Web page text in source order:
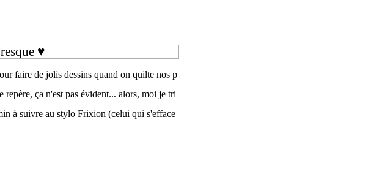
♥
faire de jolis dessins quand on quilte nos p
repère, ça n'est pas évident... alors, moi je tri
à suivre au stylo Frixion (celui qui s'efface